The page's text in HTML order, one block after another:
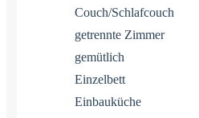
Couch/Schlafcouch
getrennte Zimmer
gemütlich
Einzelbett
Einbauküche